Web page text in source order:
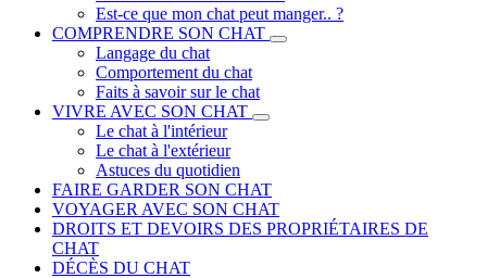
Est-ce que mon chat peut manger.. ?
COMPRENDRE SON CHAT
Langage du chat
Comportement du chat
Faits à savoir sur le chat
VIVRE AVEC SON CHAT
Le chat à l'intérieur
Le chat à l'extérieur
Astuces du quotidien
FAIRE GARDER SON CHAT
VOYAGER AVEC SON CHAT
DROITS ET DEVOIRS DES PROPRIÉTAIRES DE
CHAT
DÉCÈS DU CHAT